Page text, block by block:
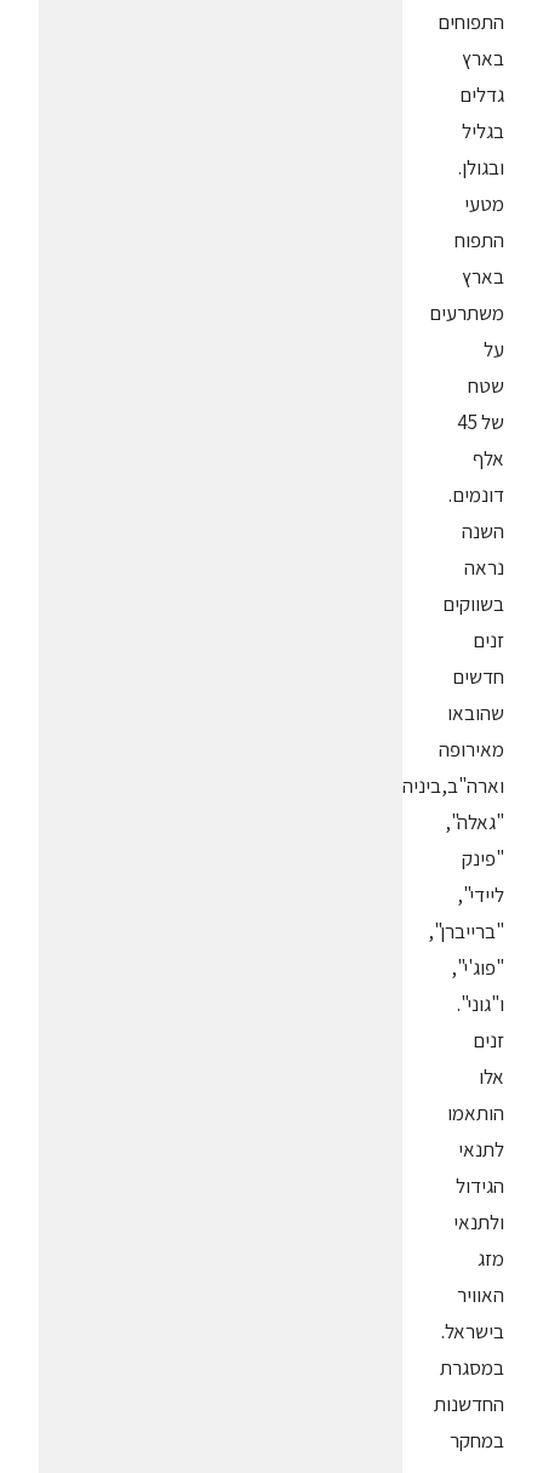
התפוחים
בארץ
גדלים
בגליל
ובגולן.
מטעי
התפוח
בארץ
משתרעים
על
שטח
של 45
אלף
דונמים.
השנה
נראה
בשווקים
זנים
חדשים
שהובאו
מאירופה
וארה"ב,ביניהם:
"גאלה",
"פינק
ליידי",
"ברייברן",
"פוג'י",
ו"גוני".
זנים
אלו
הותאמו
לתנאי
הגידול
ולתנאי
מזג
האוויר
בישראל.
במסגרת
החדשנות
במחקר